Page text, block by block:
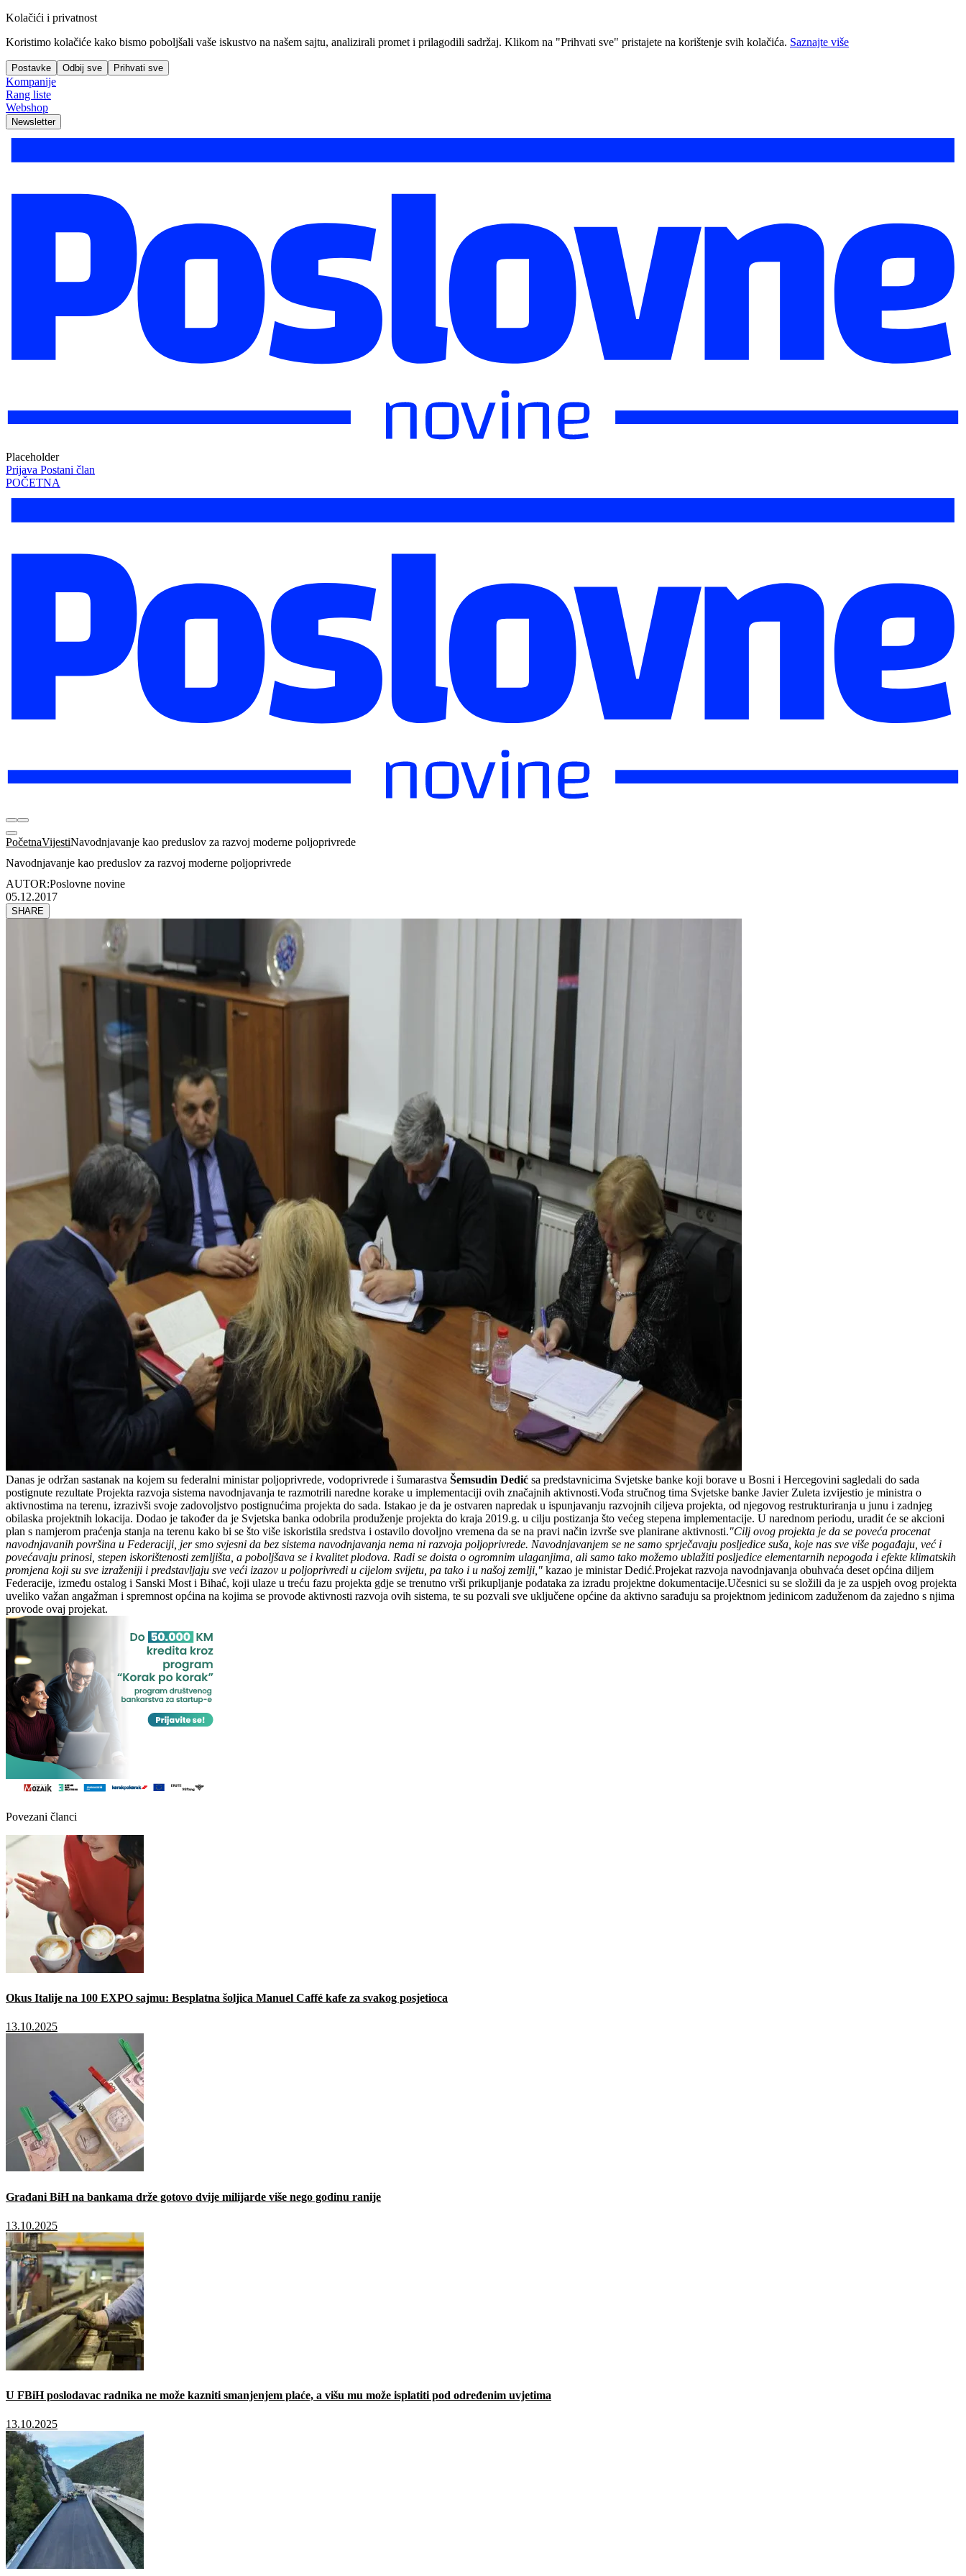
Kolačići i privatnost
Koristimo kolačiće kako bismo poboljšali vaše iskustvo na našem sajtu, analizirali promet i prilagodili sadržaj. Klikom na "Prihvati sve" pristajete na korištenje svih kolačića. Saznajte više
Postavke Odbij sve Prihvati sve
Kompanije
Rang liste
Webshop
Newsletter
Placeholder
Prijava Postani član
POČETNA
PočetnaVijestiNavodnjavanje kao preduslov za razvoj moderne poljoprivrede
Navodnjavanje kao preduslov za razvoj moderne poljoprivrede
AUTOR:Poslovne novine
05.12.2017
SHARE
Danas je održan sastanak na kojem su federalni ministar poljoprivrede, vodoprivrede i šumarastva Šemsudin Dedić sa predstavnicima Svjetske banke koji borave u Bosni i Hercegovini sagledali do sada
postignute rezultate Projekta razvoja sistema navodnjavanja te razmotrili naredne korake u implementaciji ovih značajnih aktivnosti.Vođa stručnog tima Svjetske banke Javier Zuleta izvijestio je ministra o
aktivnostima na terenu, izrazivši svoje zadovoljstvo postignućima projekta do sada. Istakao je da je ostvaren napredak u ispunjavanju razvojnih ciljeva projekta, od njegovog restrukturiranja u junu i zadnjeg
obilaska projektnih lokacija. Dodao je također da je Svjetska banka odobrila produženje projekta do kraja 2019.g. u cilju postizanja što većeg stepena implementacije. U narednom periodu, uradit će se akcioni
plan s namjerom praćenja stanja na terenu kako bi se što više iskoristila sredstva i ostavilo dovoljno vremena da se na pravi način izvrše sve planirane aktivnosti."Cilj ovog projekta je da se poveća procenat
navodnjavanih površina u Federaciji, jer smo svjesni da bez sistema navodnjavanja nema ni razvoja poljoprivrede. Navodnjavanjem se ne samo sprječavaju posljedice suša, koje nas sve više pogađaju, već i
povećavaju prinosi, stepen iskorištenosti zemljišta, a poboljšava se i kvalitet plodova. Radi se doista o ogromnim ulaganjima, ali samo tako možemo ublažiti posljedice elementarnih nepogoda i efekte klimatskih
promjena koji su sve izraženiji i predstavljaju sve veći izazov u poljoprivredi u cijelom svijetu, pa tako i u našoj zemlji," kazao je ministar Dedić.Projekat razvoja navodnjavanja obuhvaća deset općina diljem
Federacije, između ostalog i Sanski Most i Bihać, koji ulaze u treću fazu projekta gdje se trenutno vrši prikupljanje podataka za izradu projektne dokumentacije.Učesnici su se složili da je za uspjeh ovog projekta
uveliko važan angažman i spremnost općina na kojima se provode aktivnosti razvoja ovih sistema, te su pozvali sve uključene općine da aktivno sarađuju sa projektnom jedinicom zaduženom da zajedno s njima
provode ovaj projekat.
Povezani članci
Okus Italije na 100 EXPO sajmu: Besplatna šoljica Manuel Caffé kafe za svakog posjetioca
13.10.2025
Građani BiH na bankama drže gotovo dvije milijarde više nego godinu ranije
13.10.2025
U FBiH poslodavac radnika ne može kazniti smanjenjem plaće, a višu mu može isplatiti pod određenim uvjetima
13.10.2025